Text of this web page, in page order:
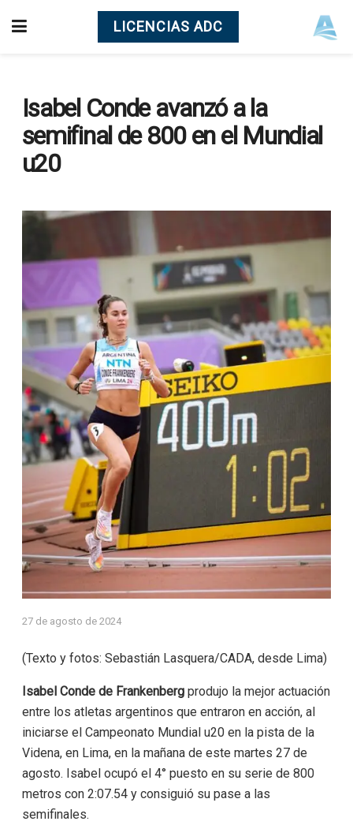
LICENCIAS ADC
Isabel Conde avanzó a la
semifinal de 800 en el Mundial
u20
27 de agosto de 2024
(Texto y fotos: Sebastián Lasquera/CADA, desde Lima)
Isabel Conde de Frankenbergprodujo la mejor actuación
entre los atletas argentinos que entraron en acción, al
iniciarse el Campeonato Mundial u20 en la pista de la
Videna, en Lima, en la mañana de este martes 27 de
agosto. Isabel ocupó el 4° puesto en su serie de 800
metros con 2:07.54 y consiguió su pase a las
semifinales.